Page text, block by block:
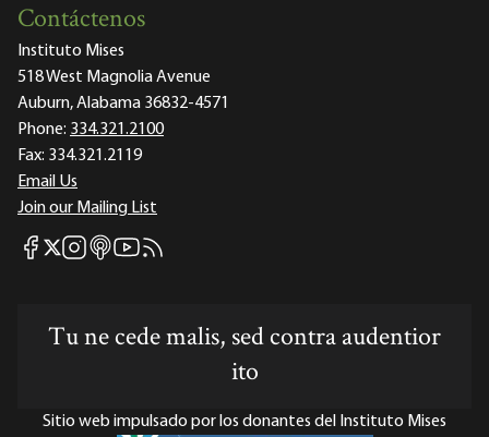
Contáctenos
Instituto Mises
518 West Magnolia Avenue
Auburn, Alabama 36832-4571
Phone: 334.321.2100
Fax: 334.321.2119
Email Us
Join our Mailing List
Mises Facebook
Mises X
Mises Instagram
Mises itunes
Mises Youtube
Mises RSS feed
Tu ne cede malis, sed contra audentior
ito
Sitio web impulsado por los donantes del Instituto Mises